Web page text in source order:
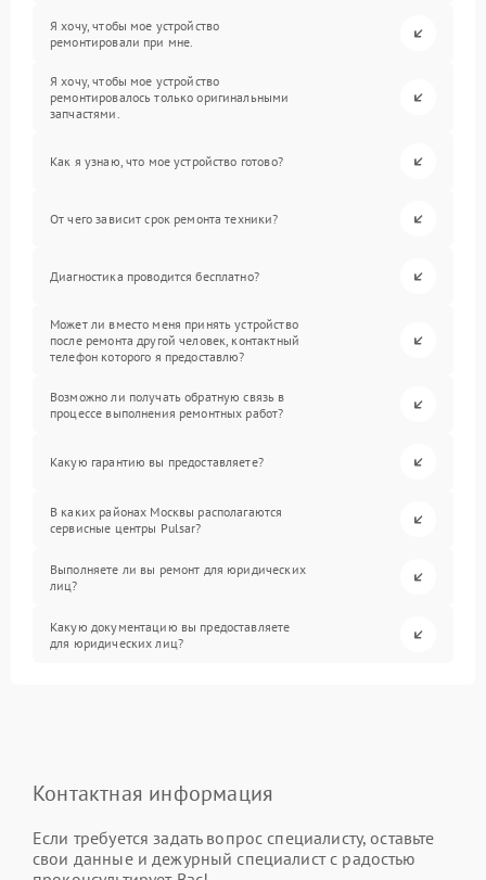
Я хочу, чтобы мое устройство
ремонтировали при мне.
Я хочу, чтобы мое устройство
ремонтировалось только оригинальными
запчастями.
Как я узнаю, что мое устройство готово?
От чего зависит срок ремонта техники?
Диагностика проводится бесплатно?
Может ли вместо меня принять устройство
после ремонта другой человек, контактный
телефон которого я предоставлю?
Возможно ли получать обратную связь в
процессе выполнения ремонтных работ?
Какую гарантию вы предоставляете?
В каких районах Москвы располагаются
сервисные центры Pulsar?
Выполняете ли вы ремонт для юридических
лиц?
Какую документацию вы предоставляете
для юридических лиц?
Контактная информация
Если требуется задать вопрос специалисту, оставьте
свои данные и дежурный специалист с радостью